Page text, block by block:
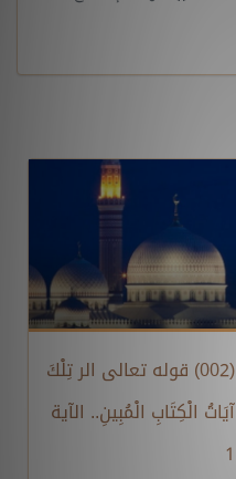
(002) قوله تعالى الر تِلْكَ
آيَاتُ الْكِتَابِ الْمُبِينِ.. الآية
1